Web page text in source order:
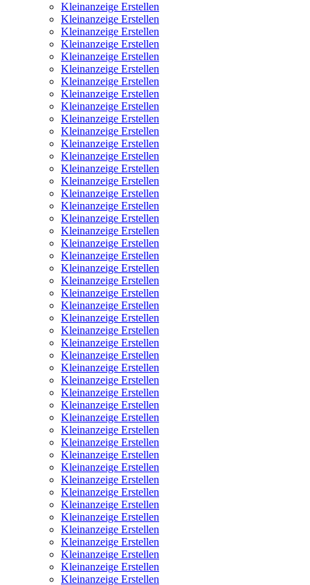
Kleinanzeige Erstellen
Kleinanzeige Erstellen
Kleinanzeige Erstellen
Kleinanzeige Erstellen
Kleinanzeige Erstellen
Kleinanzeige Erstellen
Kleinanzeige Erstellen
Kleinanzeige Erstellen
Kleinanzeige Erstellen
Kleinanzeige Erstellen
Kleinanzeige Erstellen
Kleinanzeige Erstellen
Kleinanzeige Erstellen
Kleinanzeige Erstellen
Kleinanzeige Erstellen
Kleinanzeige Erstellen
Kleinanzeige Erstellen
Kleinanzeige Erstellen
Kleinanzeige Erstellen
Kleinanzeige Erstellen
Kleinanzeige Erstellen
Kleinanzeige Erstellen
Kleinanzeige Erstellen
Kleinanzeige Erstellen
Kleinanzeige Erstellen
Kleinanzeige Erstellen
Kleinanzeige Erstellen
Kleinanzeige Erstellen
Kleinanzeige Erstellen
Kleinanzeige Erstellen
Kleinanzeige Erstellen
Kleinanzeige Erstellen
Kleinanzeige Erstellen
Kleinanzeige Erstellen
Kleinanzeige Erstellen
Kleinanzeige Erstellen
Kleinanzeige Erstellen
Kleinanzeige Erstellen
Kleinanzeige Erstellen
Kleinanzeige Erstellen
Kleinanzeige Erstellen
Kleinanzeige Erstellen
Kleinanzeige Erstellen
Kleinanzeige Erstellen
Kleinanzeige Erstellen
Kleinanzeige Erstellen
Kleinanzeige Erstellen